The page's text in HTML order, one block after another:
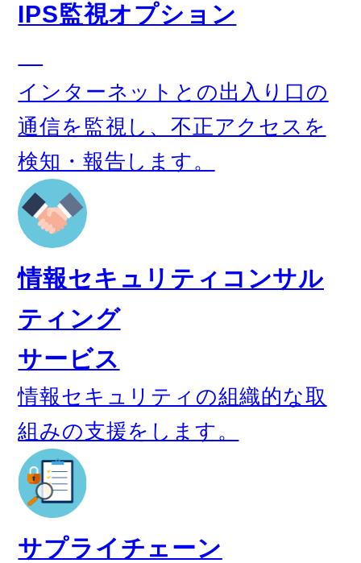
IPS監視オプション
インターネットとの出入り口の
通信を監視し、不正アクセスを
検知・報告します。
情報セキュリティコンサル
ティング
サービス
情報セキュリティの組織的な取
組みの支援をします。
サプライチェーン